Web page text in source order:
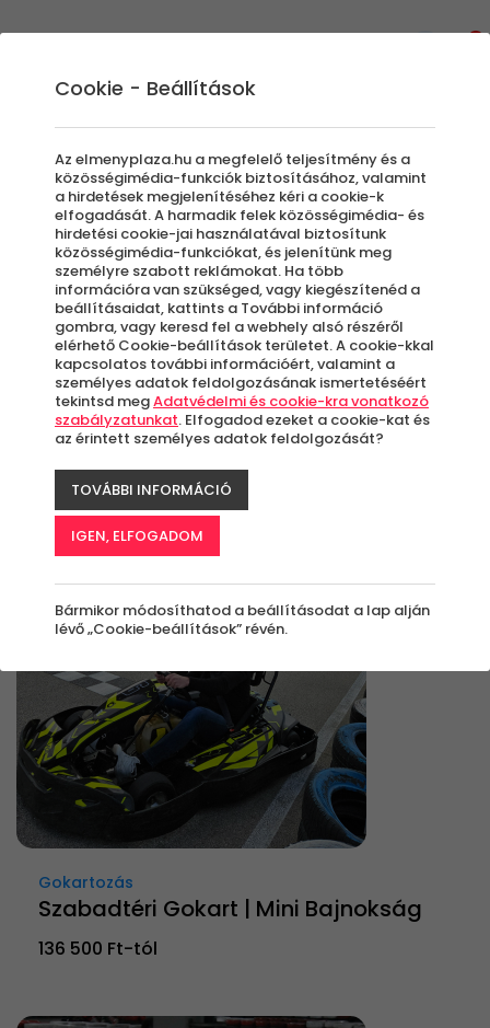
Gokartozás
Legyen szó egy születésnapról vagy egy
legénybúcsúról, egy kis gokartozással
bármilyen alkalmat fel lehet dobni.
Száguldás - Adrenalin - 100% Élmény
Szűrők beállítása
Gokartozás
Szabadtéri Gokart | Mini Bajnokság
136 500 Ft-tól
Cookie - Beállítások
Az elmenyplaza.hu a megfelelő teljesítmény és a
közösségimédia-funkciók biztosításához, valamint
a hirdetések megjelenítéséhez kéri a cookie-k
elfogadását. A harmadik felek közösségimédia- és
hirdetési cookie-jai használatával biztosítunk
közösségimédia-funkciókat, és jelenítünk meg
személyre szabott reklámokat. Ha több
információra van szükséged, vagy kiegészítenéd a
beállításaidat, kattints a További információ
gombra, vagy keresd fel a webhely alsó részéről
elérhető Cookie-beállítások területet. A cookie-kkal
kapcsolatos további információért, valamint a
személyes adatok feldolgozásának ismertetéséért
tekintsd megAdatvédelmi és cookie-kra vonatkozó
szabályzatunkat. Elfogadod ezeket a cookie-kat és
az érintett személyes adatok feldolgozását?
TOVÁBBI INFORMÁCIÓ
IGEN, ELFOGADOM
Bármikor módosíthatod a beállításodat a lap alján
lévő „Cookie-beállítások” révén.